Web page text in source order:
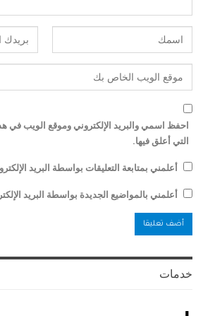
احفظ اسمي والبريد الإلكتروني وموقع الويب في
التي أعلق فيها.
أعلمني بمتابعة التعليقات بواسطة البريد
أعلمني بالمواضيع الجديدة بواسطة البريد
خدمات